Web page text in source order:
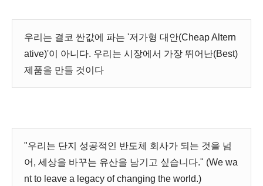
우리는 결코 싼값에 파는 '저가형 대안(Cheap Altern
ative)'이 아니다. 우리는 시장에서 가장 뛰어난(Best)
제품을 만들 것이다
"우리는 단지 성공적인 반도체 회사가 되는 것을 넘
어, 세상을 바꾸는 유산을 남기고 싶습니다." (We wa
nt to leave a legacy of changing the world.)